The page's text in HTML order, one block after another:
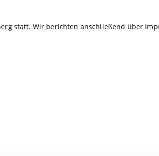
statt. Wir berichten anschließend über